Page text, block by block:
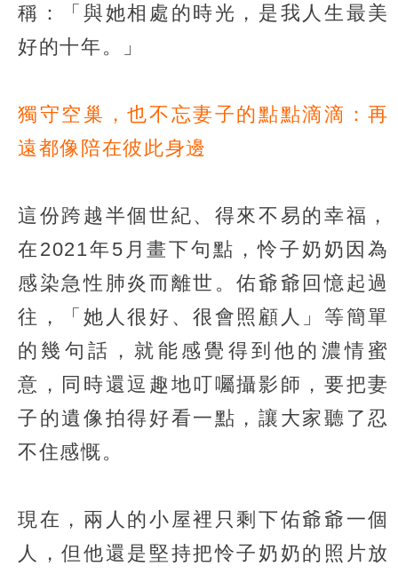
稱：「與她相處的時光，是我人生最美
好的十年。」
獨守空巢，也不忘妻子的點點滴滴：再
遠都像陪在彼此身邊
這份跨越半個世紀、得來不易的幸福，
在2021年5月畫下句點，怜子奶奶因為
感染急性肺炎而離世。佑爺爺回憶起過
往，「她人很好、很會照顧人」等簡單
的幾句話，就能感覺得到他的濃情蜜
意，同時還逗趣地叮囑攝影師，要把妻
子的遺像拍得好看一點，讓大家聽了忍
不住感慨。
現在，兩人的小屋裡只剩下佑爺爺一個
人，但他還是堅持把怜子奶奶的照片放